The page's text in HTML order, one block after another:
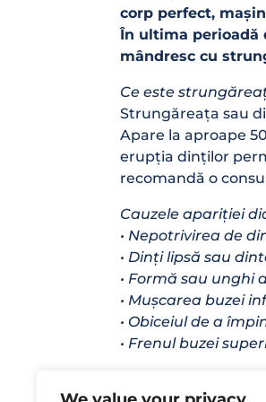
corp perfect,
În ultima perioadă
mândresc cu
Ce este
Strungăreața sau
Apare la aproape
erupția dinților
recomandă o
Cauzele apariției
• Nepotrivirea de
• Dinți lipsă sau
• Formă sau unghi
• Mușcarea buzei
• Obiceiul de a
• Frenul buzei
Multe persoane